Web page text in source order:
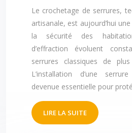
Le crochetage de serrures,
artisanale, est aujourd’hui
la sécurité des
d’effraction évoluent
serrures classiques de
L’installation d’une
devenue essentielle pour
LIRE LA SUITE